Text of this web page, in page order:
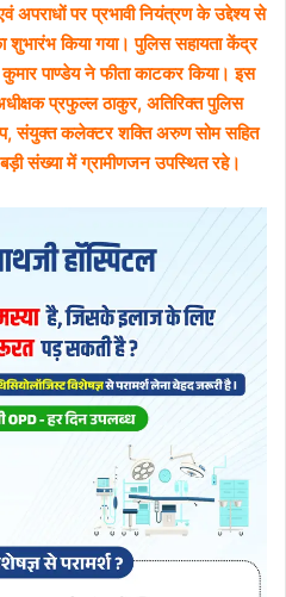
अपराधों पर प्रभावी नियंत्रण के उद्देश्य से
किया गया। पुलिस सहायता केंद्र
पाण्डेय ने फीता काटकर किया। इस
प्रफुल्ल ठाकुर, अतिरिक्त पुलिस
संयुक्त कलेक्टर शक्ति अरुण सोम सहित
संख्या में ग्रामीणजन उपस्थित रहे।